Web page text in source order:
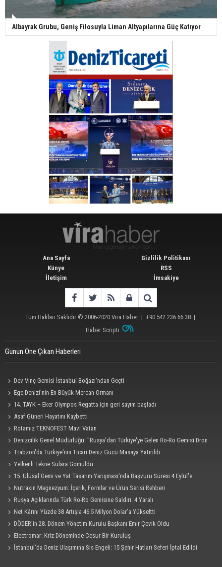
Albayrak Grubu, Geniş Filosuyla Liman Altyapılarına Güç Katıyor
Ana Sayfa
Künye
İletişim
Gizlilik Politikası
RSS
İmsakiye
Tüm Hakları Saklıdır © 2006-2020 Vira Haber | +90 542 236 66 38 |
Haber Scripti
Günün Öne Çıkan Haberleri
Dev Vinç Gemisi İstanbul Boğazı'ndan Geçti
Ege Denizi’nin En Büyük Mercan Ormanı
14. TAYK – Eker Olympos Regatta için geri sayım başladı
Asaf Güneri Hayatını Kaybetti
Rotamız TEKNOFEST Mavi Vatan
Denizcilik Genel Müdürlüğü: "Rusya'dan Türkiye'ye Gelen Ro-Ro Gemisi Dron
Saldırısına Uğradı"
Trabzon'da Türkiye'nin Ticari Deniz Gücü Masaya Yatırıldı
Yelkenli Tekne Sulara Gömüldü
15. Ulusal Gemi ve Yat Tasarım Yarışması'nda Başvuru Süresi 4 Eylül'e
Uzatıldı
Nutraxin Magnezyum: İçerik, Formlar ve Ürün Serisi Rehberi
Rusya Açıklarında Türk Ro-Ro Gemisine Saldırı: 4 Yaralı
Net Kârını Yüzde 38 Artışla 46.5 Milyon Dolar’a Yükseltti
DÖDER'in 28. Dönem Yönetim Kurulu Başkanı Emir Çevik Oldu
Electromar: Kriz Döneminde Cesur Bir Kuruluş
İstanbul'da Deniz Ulaşımına Sis Engeli: 15 Şehir Hatları Seferi İptal Edildi